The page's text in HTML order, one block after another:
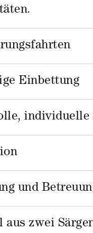
Einbettung
individuelle
und
aus zwei